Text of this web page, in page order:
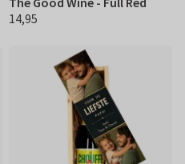
€ 14,95
14,95